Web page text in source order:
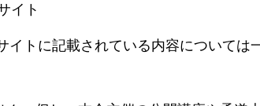
イト
イトに記載されている内容については